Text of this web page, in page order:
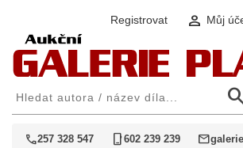
Registrovat person Můj
call257 328 547 phone_iphone602 239 239 mail